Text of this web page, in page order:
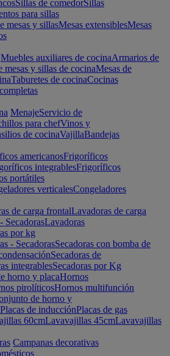
Sillas de comedorSillas
para sillas
mesas y sillasMesas extensiblesMesas
Muebles auxiliares de cocinaArmarios de
mesas y sillas de cocinaMesas de
Taburetes de cocinaCocinas
MenajeServicio de
para chefVinos y
de cocinaVajillaBandejas
americanosFrigoríficos
integrablesFrigoríficos
portátiles
verticalesCongeladores
de carga frontalLavadoras de carga
SecadorasLavadoras
por kg
- SecadorasSecadoras con bomba de
Secadoras de
integrablesSecadoras por Kg
horno y placaHornos
pirolíticosHornos multifunción
de horno y
Placas de inducciónPlacas de gas
60cmLavavajillas 45cmLavavajillas
Campanas decorativas